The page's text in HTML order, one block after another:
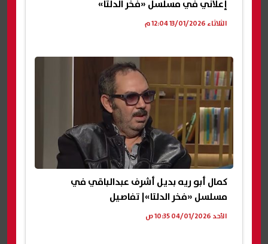
إعلاني في مسلسل «فخر الدلتا»
الثلاثاء 13/01/2026 12:04 م
كمال أبو ريه بديل أشرف عبدالباقي في
مسلسل «فخر الدلتا»| تفاصيل
الأحد 04/01/2026 10:35 ص